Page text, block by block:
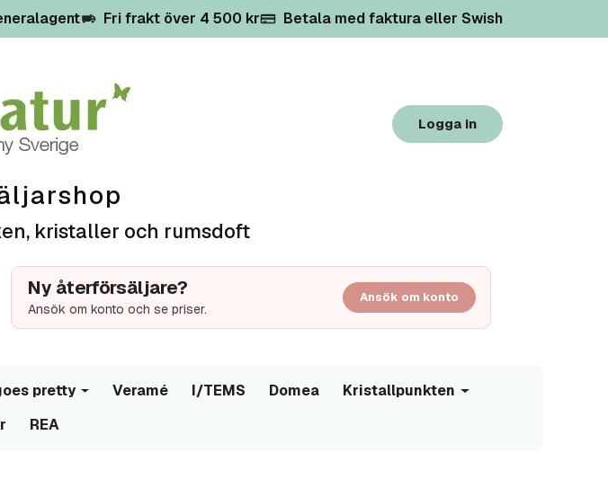
Fri frakt över 4 500 kr Betala med faktura eller Swish
Logga in
kristaller och rumsdoft
Ny återförsäljare?
Ansök om konto och se priser.
Ansök om konto
pretty Veramé I/TEMS Domea
Kristallpunkten
REA